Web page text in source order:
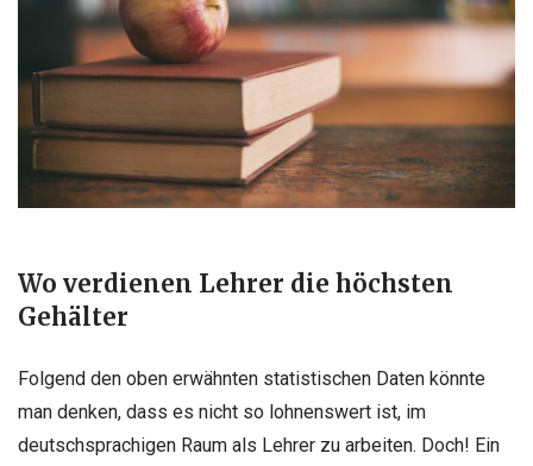
Wo verdienen Lehrer die höchsten
Gehälter
Folgend den oben erwähnten statistischen Daten könnte
man denken, dass es nicht so lohnenswert ist, im
deutschsprachigen Raum als Lehrer zu arbeiten. Doch! Ein